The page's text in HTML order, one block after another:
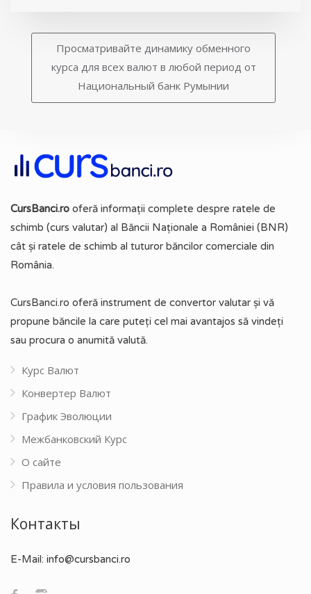
Просматривайте динамику обменного
курса для всех валют в любой период от
Национальный банк Румынии
CursBanci.ro oferă informații complete despre ratele de
schimb (curs valutar) al Băncii Naționale a României (BNR)
cât și ratele de schimb al tuturor băncilor comerciale din
România.
CursBanci.ro oferă instrument de convertor valutar și vă
propune băncile la care puteți cel mai avantajos să vindeți
sau procura o anumită valută.
Курс Валют
Конвертер Валют
График Эволюции
Межбанковский Курс
О сайте
Правила и условия пользования
Контакты
E-Mail: info@cursbanci.ro